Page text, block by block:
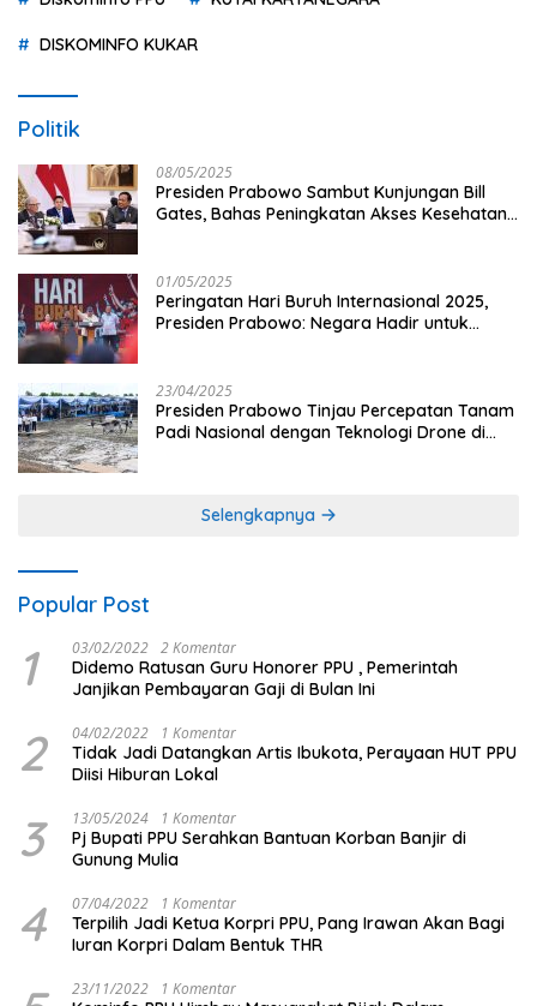
DISKOMINFO KUKAR
Politik
08/05/2025
Presiden Prabowo Sambut Kunjungan Bill
Gates, Bahas Peningkatan Akses Kesehatan
01/05/2025
Peringatan Hari Buruh Internasional 2025,
Presiden Prabowo: Negara Hadir untuk
23/04/2025
Presiden Prabowo Tinjau Percepatan Tanam
Padi Nasional dengan Teknologi Drone di
Selengkapnya
Popular Post
1 03/02/2022 2 Komentar
Didemo Ratusan Guru Honorer PPU , Pemerintah
Janjikan Pembayaran Gaji di Bulan Ini
2 04/02/2022 1 Komentar
Tidak Jadi Datangkan Artis Ibukota, Perayaan HUT PPU
Diisi Hiburan Lokal
3 13/05/2024 1 Komentar
Pj Bupati PPU Serahkan Bantuan Korban Banjir di
Gunung Mulia
4 07/04/2022 1 Komentar
Terpilih Jadi Ketua Korpri PPU, Pang Irawan Akan Bagi
Iuran Korpri Dalam Bentuk THR
23/11/2022 1 Komentar